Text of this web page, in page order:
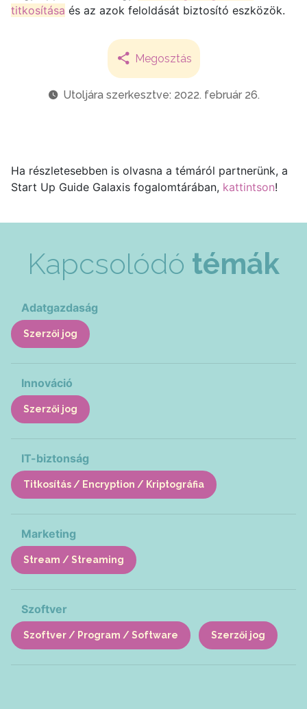
titkosítása és az azok feloldását biztosító eszközök.
Megosztás
Utoljára szerkesztve: 2022. február 26.
Ha részletesebben is olvasna a témáról partnerünk, a
Start Up Guide Galaxis fogalomtárában, kattintson!
Kapcsolódó témák
Adatgazdaság
Szerzői jog
Innováció
Szerzői jog
IT-biztonság
Titkosítás / Encryption / Kriptográfia
Marketing
Stream / Streaming
Szoftver
Szoftver / Program / Software Szerzői jog